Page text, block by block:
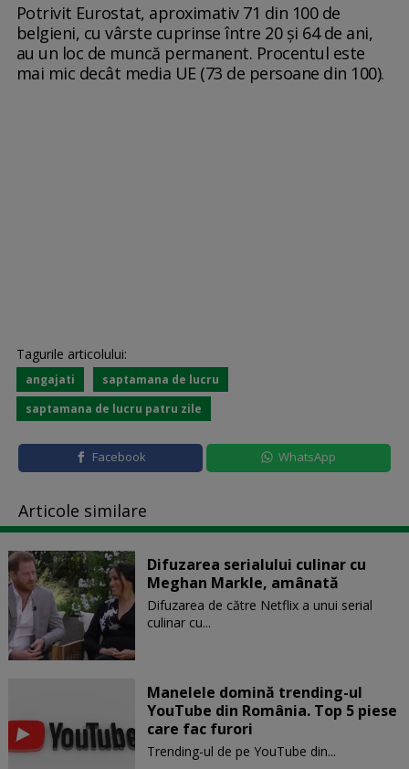
Potrivit Eurostat, aproximativ 71 din 100 de
belgieni, cu vârste cuprinse între 20 și 64 de ani,
au un loc de muncă permanent. Procentul este
mai mic decât media UE (73 de persoane din 100).
Tagurile articolului:
angajati
saptamana de lucru
saptamana de lucru patru zile
Facebook WhatsApp
Articole similare
Difuzarea serialului culinar cu
Meghan Markle, amânată
Difuzarea de către Netflix a unui serial
culinar cu...
Manelele domină trending-ul
YouTube din România. Top 5 piese
care fac furori
Trending-ul de pe YouTube din...